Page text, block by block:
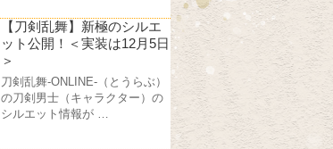
【刀剣乱舞】新極のシルエ
ット公開！＜実装は12月5日
＞
刀剣乱舞-ONLINE-（とうらぶ）
の刀剣男士（キャラクター）の
シルエット情報が …